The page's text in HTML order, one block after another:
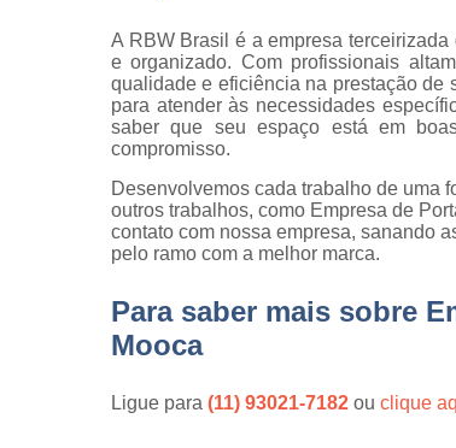
A RBW Brasil é a empresa
e organizado. Com profissionais
qualidade e eficiência na prestação de
para atender às necessidades
saber que seu espaço está em
compromisso.
Desenvolvemos cada trabalho de uma
outros trabalhos, como Empresa de
contato com nossa empresa, sanando
pelo ramo com a melhor marca.
Para saber mais sobre
Mooca
Ligue para (11) 93021-7182 ou clique